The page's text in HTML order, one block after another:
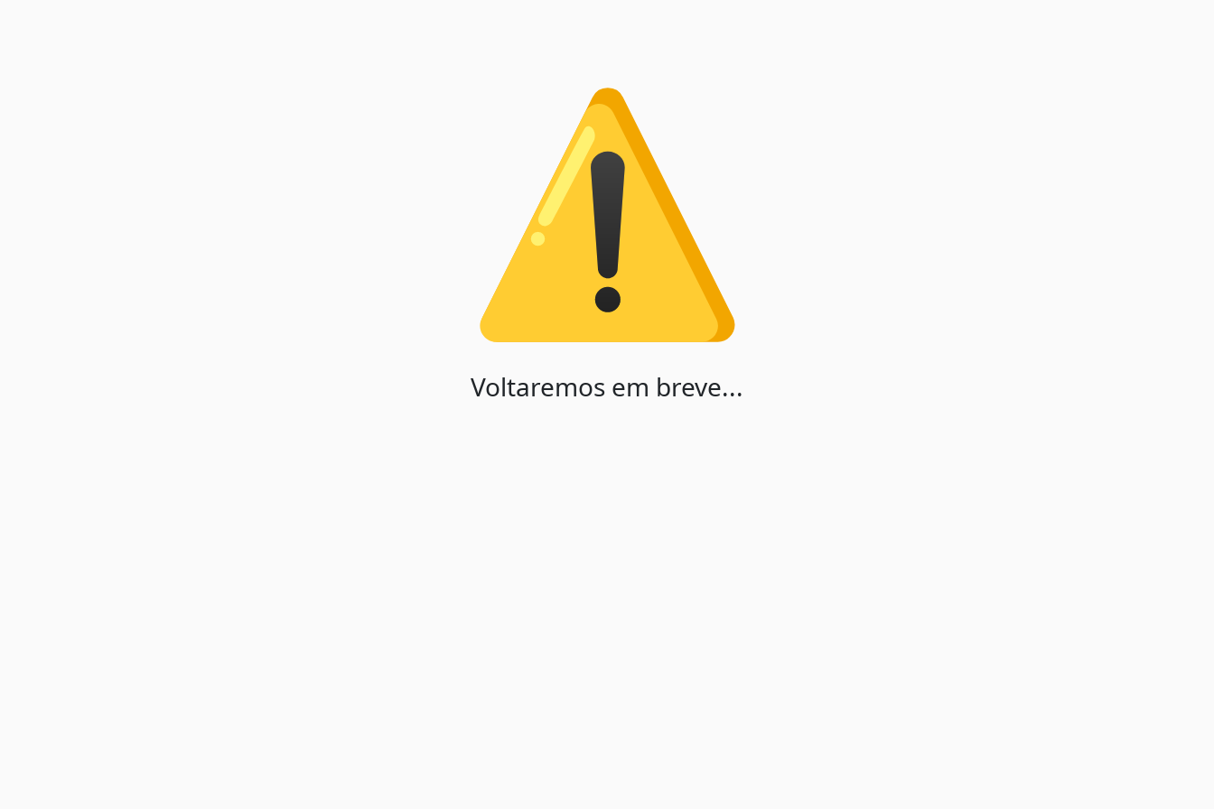
Voltaremos em breve...